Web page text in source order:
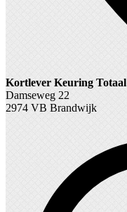
Kortlever Keuring Totaal
Damseweg 22
2974 VB Brandwijk